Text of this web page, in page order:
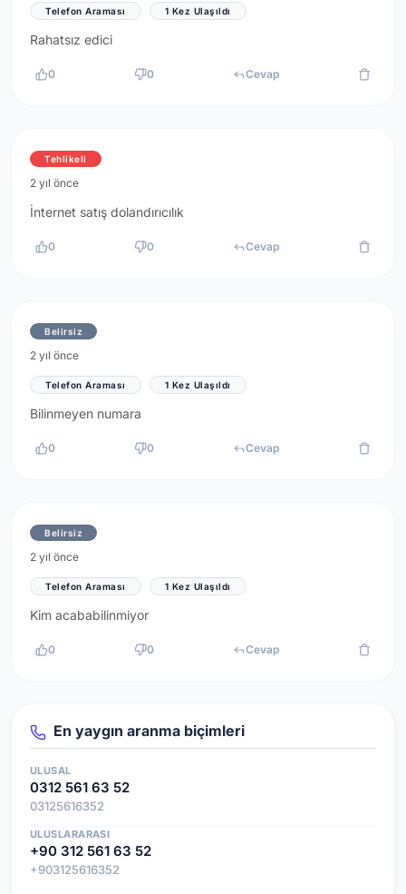
Telefon Araması 1 Kez Ulaşıldı
Rahatsız edici
0 0 Cevap
Tehlikeli
2 yıl önce
İnternet satış dolandırıcılık
0 0 Cevap
Belirsiz
2 yıl önce
Telefon Araması 1 Kez Ulaşıldı
Bilinmeyen numara
0 0 Cevap
Belirsiz
2 yıl önce
Telefon Araması 1 Kez Ulaşıldı
Kim acababilinmiyor
0 0 Cevap
En yaygın aranma biçimleri
ULUSAL
0312 561 63 52
03125616352
ULUSLARARASI
+90 312 561 63 52
+903125616352